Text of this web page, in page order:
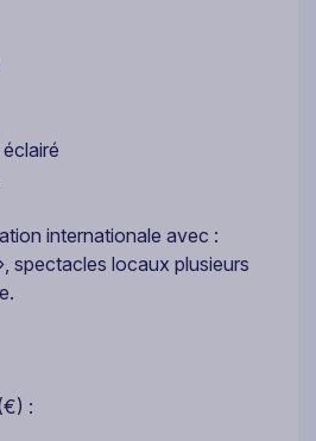
internationale avec :
spectacles locaux plusieurs
: